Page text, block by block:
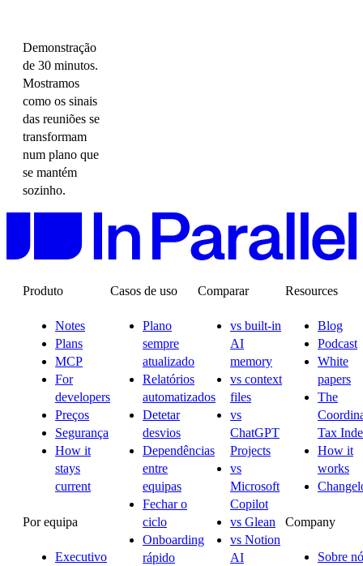
Demonstração
de 30 minutos.
Mostramos
como os sinais
das reuniões se
transformam
num plano que
se mantém
sozinho.
Produto
Notes
Plans
MCP
For
developers
Preços
Segurança
How it
stays
current
Por equipa
Executivo
Casos de uso
Plano
sempre
atualizado
Relatórios
automatizados
Detetar
desvios
Dependências
entre
equipas
Fechar o
ciclo
Onboarding
rápido
Comparar
vs built-in
AI
memory
vs context
files
vs
ChatGPT
Projects
vs
Microsoft
Copilot
vs Glean
vs Notion
AI
Resources
Blog
Podcast
White
papers
The
Tax
How it
works
Company
Sobre